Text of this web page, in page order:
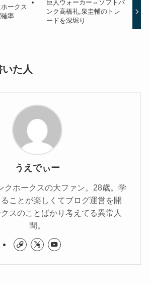
ークス
率
巨人ウォーカー⇔ソフトバ
ンク高橋礼,泉圭輔のトレ
ードを深堀り
た人
うえでぃー
クホークスの大ファン。28歳。学
ことが楽しくてブログ運営を開
スのことばかり考えてる異常人
間。